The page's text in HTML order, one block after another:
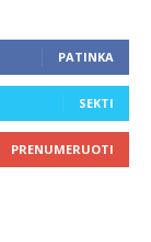
PATINKA
SEKTI
PRENUMERUOTI